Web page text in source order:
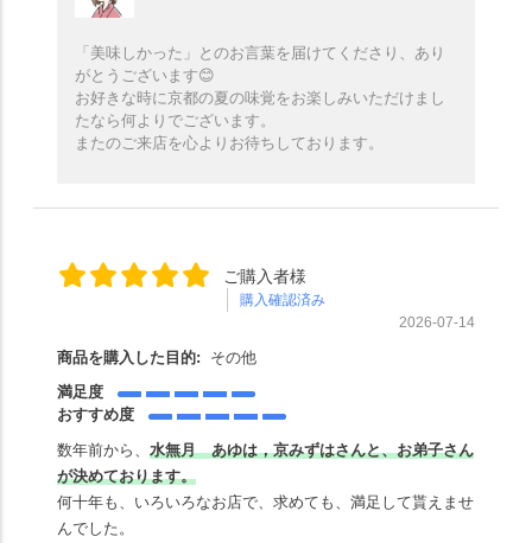
「美味しかった」とのお言葉を届けてくださり、あり
がとうございます😊
お好きな時に京都の夏の味覚をお楽しみいただけまし
たなら何よりでございます。
またのご来店を心よりお待ちしております。
ご購入者様
購入確認済み
2026-07-14
商品を購入した目的:
その他
満足度
おすすめ度
数年前から、 水無月 あゆは，京みずはさんと、お弟子さん
が決めております。
何十年も、いろいろなお店で、求めても、満足して貰えませ
んでした。